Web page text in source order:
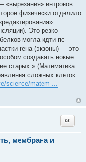
«вырезания» интронов
физически отделило
Это резко
могла идти по-
гена (экзоны) — это
создавать новые
старых.» (Математика
сложных клеток
science/matem ...
мембрана и
Цитата